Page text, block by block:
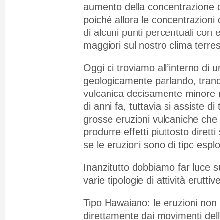
aumento della concentrazione
poichè allora le concentrazioni
di alcuni punti percentuali con
maggiori sul nostro clima
Oggi ci troviamo all’interno di
geologicamente parlando,
vulcanica decisamente minore
di anni fa, tuttavia si assiste di
grosse eruzioni vulcaniche
produrre effetti piuttosto diretti
se le eruzioni sono di tipo
Inanzitutto dobbiamo far luce
varie tipologie di attività
Tipo Hawaiano: le eruzioni non
direttamente dai movimenti